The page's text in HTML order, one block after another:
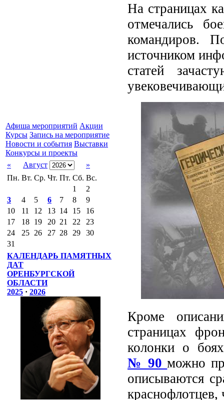
Афиша мероприятий Акции
Курсы Запись на мероприятие
Новости и события Выставки
Конкурсы и проекты
«
Август
»
Пн. Вт. Ср. Чт. Пт. Сб. Вс.
1
2
3
4 5 6 7 8
9
10
11 12 13 14 15
16
17
18 19 20 21 22
23
24
25 26 27 28 29
30
31
КАЛЕНДАРЬ ПАМЯТНЫХ
ДАТ
ОРЕНБУРГСКОЙ
ОБЛАСТИ
2025 · 2026
На страницах
отмечались
командиров.
источником
статей
Кроме
страницах
колонки о
№ 90можно
описываются
краснофлотцев,